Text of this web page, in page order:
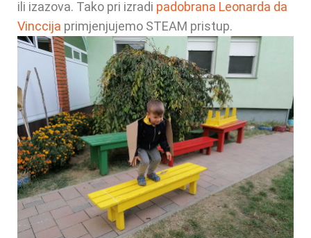
ili izazova. Tako pri izradi padobrana Leonarda da
Vinccija primjenjujemo STEAM pristup.